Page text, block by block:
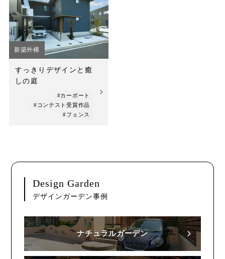
スタッフ紹介
プライバシーポリシー
サイトマップ
新築外構
すっきりデザインと癒
しの庭
#カーポート
#コンテスト受賞作品
#フェンス
Design Garden
デザインガーデン事例
ナチュラルガーデン